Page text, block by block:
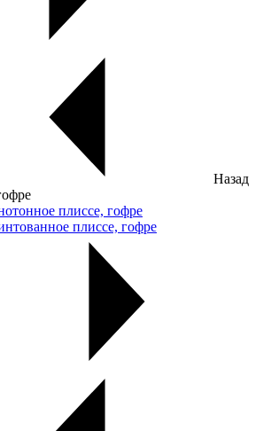
Назад
плиссе, гофре
плиссе, гофре